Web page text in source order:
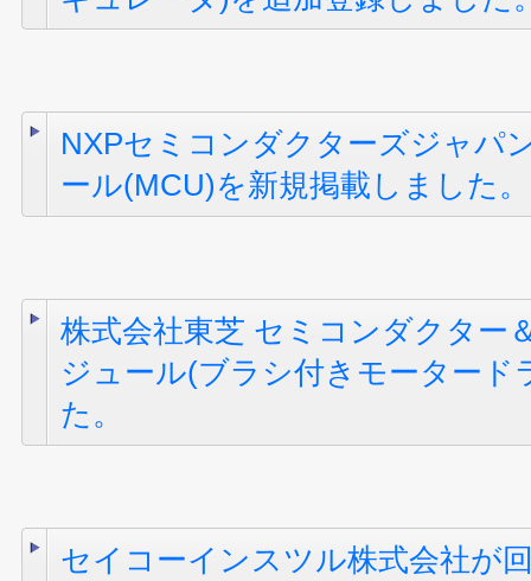
NXPセミコンダクターズジャパ
ール(MCU)を新規掲載しました。
株式会社東芝 セミコンダクター
ジュール(ブラシ付きモータード
た。
セイコーインスツル株式会社が